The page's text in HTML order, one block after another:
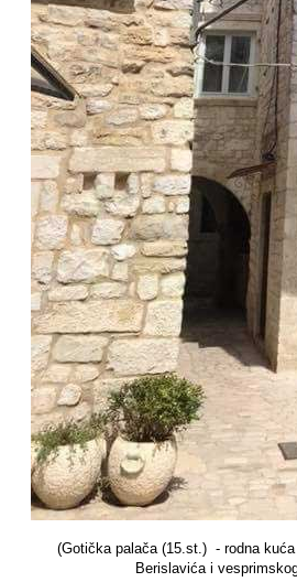
(Gotička palača (15.st.) - rodna
Berislavića i